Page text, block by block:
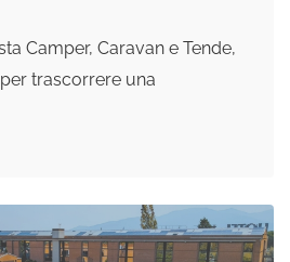
Camper, Caravan e Tende,
trascorrere una